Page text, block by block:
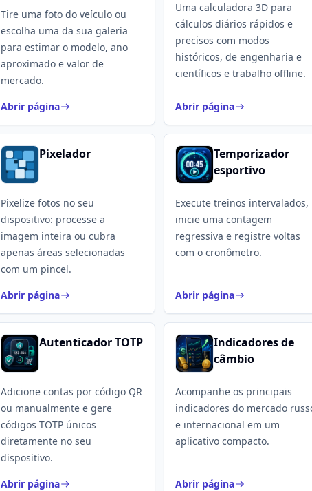
Tire uma foto do veículo ou
escolha uma da sua galeria
para estimar o modelo, ano
aproximado e valor de
mercado.
Abrir página
Uma calculadora 3D para
cálculos diários rápidos e
precisos com modos
históricos, de engenharia e
científicos e trabalho offline.
Abrir página
Pixelador
Pixelize fotos no seu
dispositivo: processe a
imagem inteira ou cubra
apenas áreas selecionadas
com um pincel.
Abrir página
Temporizador
esportivo
Execute treinos intervalados,
inicie uma contagem
regressiva e registre voltas
com o cronômetro.
Abrir página
Autenticador TOTP
Adicione contas por código QR
ou manualmente e gere
códigos TOTP únicos
diretamente no seu
dispositivo.
Abrir página
Indicadores de
câmbio
Acompanhe os principais
indicadores do mercado
e internacional em um
aplicativo compacto.
Abrir página